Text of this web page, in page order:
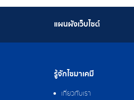
แผนผังเว็บไซต์
รู้จักไซมาเคมี
เกี่ยวกับเรา